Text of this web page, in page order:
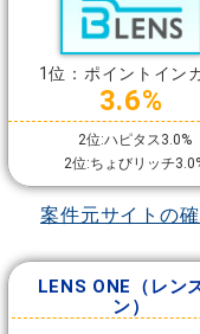
1位：ポイントイン
3.6%
2位:ハピタス3.0%
2位:ちょびリッチ
案件元サイトの
LENS ONE（レン
ン）